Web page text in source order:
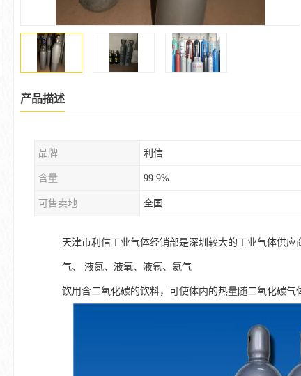
产品描述
品牌 利信
含量 99.9%
可售卖地 全国
天津市利信工业气体经销部是深圳较大的工业气体供
气、 液氮、液氧、液氩、氦气
饮用含二氧化碳的饮料，可使体内的热量随二氧化碳